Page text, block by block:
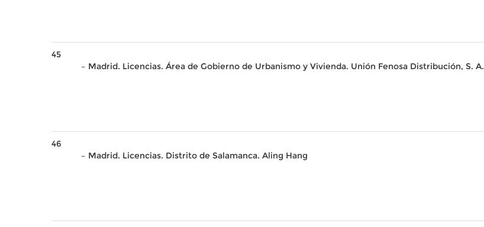
45
– Madrid. Licencias. Área de Gobierno de Urbanismo y Vivienda. Unión Fenosa Distribución, S. A.
46
– Madrid. Licencias. Distrito de Salamanca. Aling Hang